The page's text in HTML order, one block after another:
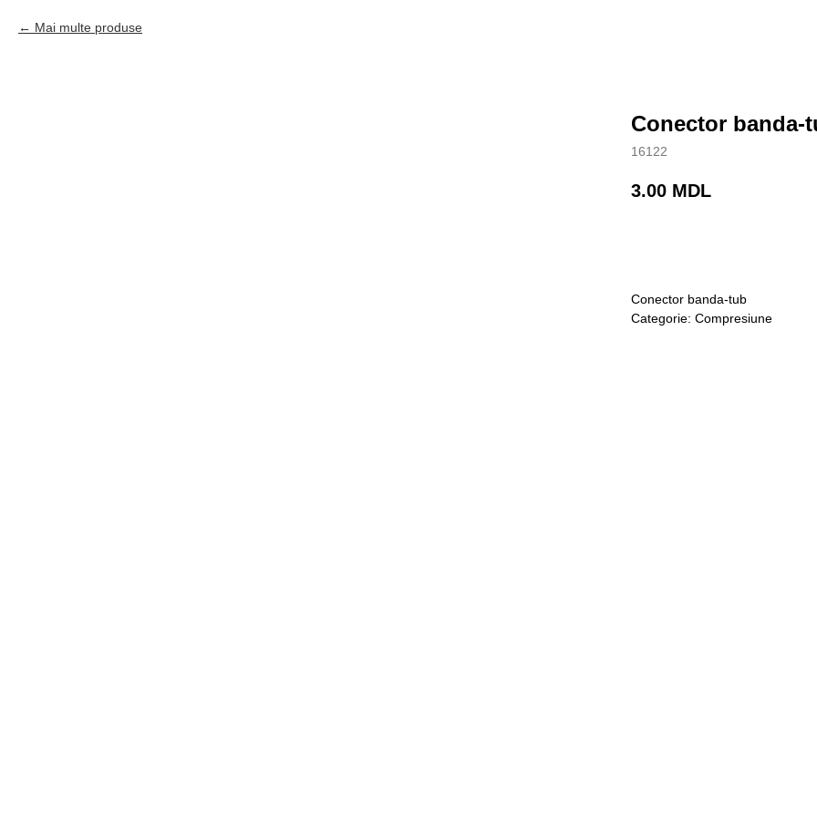
Mai multe produse
Conector banda-
16122
3.00 MDL
Conector banda-tub
Categorie: Compresiune